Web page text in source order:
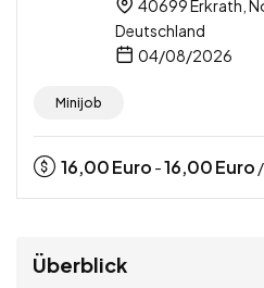
40699 Erkrath,
Deutschland
04/08/2026
Minijob
16,00Euro -16,00Euro
Überblick